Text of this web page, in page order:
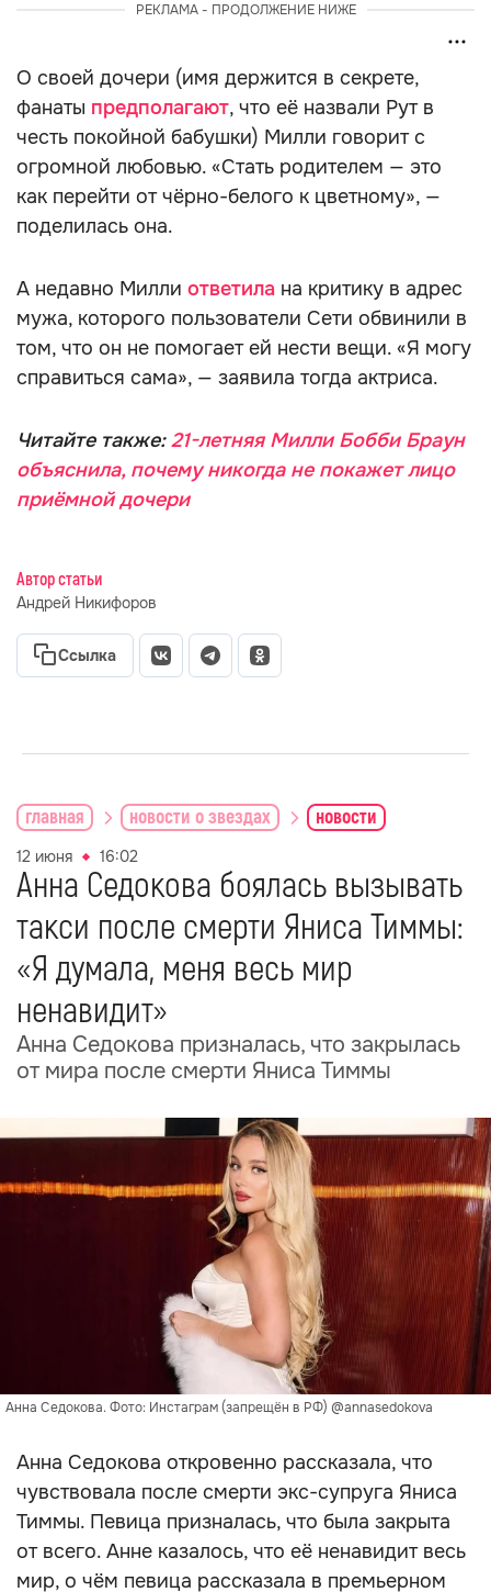
РЕКЛАМА - ПРОДОЛЖЕНИЕ НИЖЕ
О своей дочери (имя держится в секрете,
фанаты предполагают, что её назвали Рут в
честь покойной бабушки) Милли говорит с
огромной любовью. «Стать родителем — это
как перейти от чёрно-белого к цветному», —
поделилась она.
А недавно Милли ответила на критику в адрес
мужа, которого пользователи Сети обвинили в
том, что он не помогает ей нести вещи. «Я могу
справиться сама», — заявила тогда актриса.
Читайте также:21-летняя Милли Бобби Браун
объяснила, почему никогда не покажет лицо
приёмной дочери
Автор статьи
Андрей Никифоров
Ссылка
главная новости о звездах новости
12 июня 16:02
Анна Седокова боялась вызывать
такси после смерти Яниса Тиммы:
«Я думала, меня весь мир
ненавидит»
Анна Седокова призналась, что закрылась
от мира после смерти Яниса Тиммы
Анна Седокова. Фото: Инстаграм (запрещён в РФ) @annasedokova
Анна Седокова откровенно рассказала, что
чувствовала после смерти экс-супруга Яниса
Тиммы. Певица призналась, что была закрыта
от всего. Анне казалось, что её ненавидит весь
мир, о чём певица рассказала в премьерном